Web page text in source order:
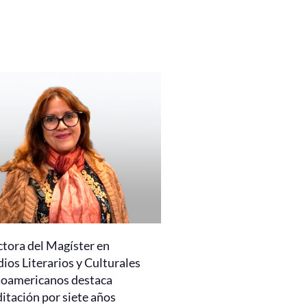
del Magíster en
Literarios y Culturales
destaca
por siete años